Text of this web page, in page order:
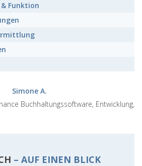
Funktion
Simone A.
Buchhaltungssoftware, Entwicklung,
– AUF EINEN BLICK